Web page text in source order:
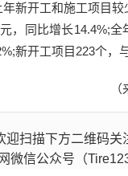
开工和施工项目较
，同比增长14.4%;全
新开工项目223个，
迎扫描下方二维码关
微信公众号（Tire123